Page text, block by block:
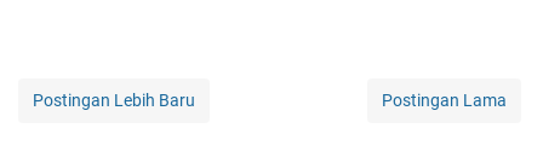
Postingan Lebih Baru Postingan Lama